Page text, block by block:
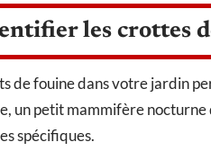
les crottes
de fouine dans votre jardin
un petit mammifère
spécifiques.